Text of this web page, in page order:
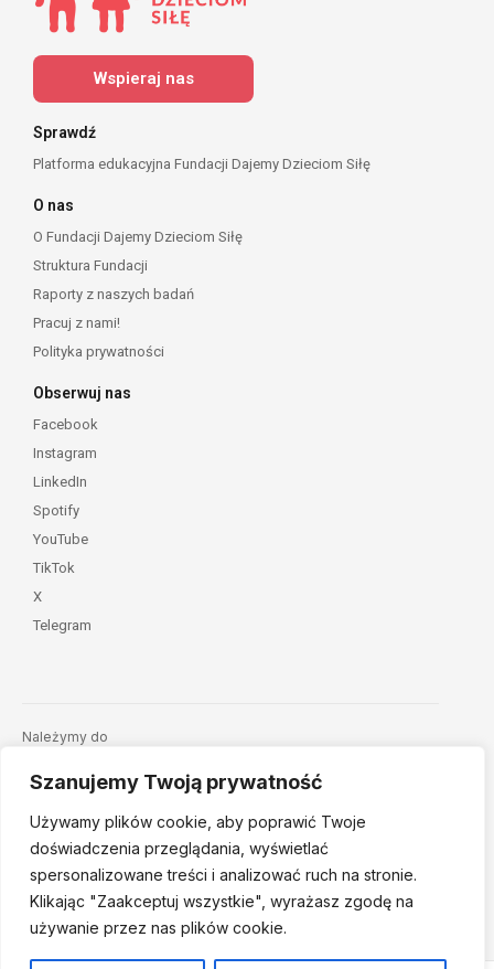
Szanujemy Twoją prywatność
Używamy plików cookie, aby poprawić Twoje
doświadczenia przeglądania, wyświetlać
spersonalizowane treści i analizować ruch na stronie.
Klikając "Zaakceptuj wszystkie", wyrażasz zgodę na
używanie przez nas plików cookie.
Wspieraj nas
Sprawdź
Platforma edukacyjna Fundacji Dajemy Dzieciom Siłę
O nas
O Fundacji Dajemy Dzieciom Siłę
Struktura Fundacji
Raporty z naszych badań
Pracuj z nami!
Polityka prywatności
Obserwuj nas
Facebook
Instagram
LinkedIn
Spotify
YouTube
TikTok
X
Telegram
Należymy do
© 2026 Fundacja Dajemy Dzieciom Siłę • Projekt: nordmind.pl